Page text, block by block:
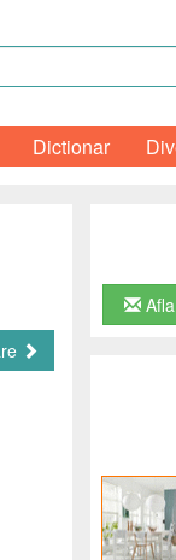
Dictionar
Afla